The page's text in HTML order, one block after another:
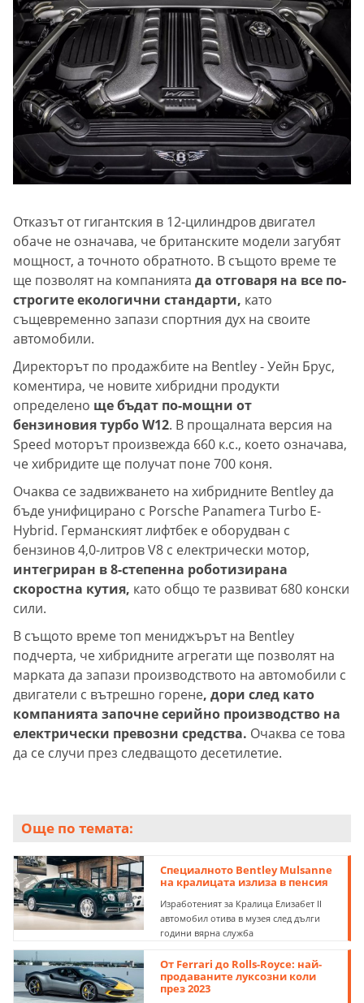
Отказът от гигантския в 12-цилиндров двигател
обаче не означава, че британските модели загубят
мощност, а точното обратното. В същото време те
ще позволят на компанията да отговаря на все по-
строгите екологични стандарти, като
същевременно запази спортния дух на своите
автомобили.
Директорът по продажбите на Bentley - Уейн Брус,
коментира, че новите хибридни продукти
определено ще бъдат по-мощни от
бензиновия турбо W12. В прощалната версия на
Speed моторът произвежда 660 к.с., което означава,
че хибридите ще получат поне 700 коня.
Очаква се задвижването на хибридните Bentley да
бъде унифицирано с Porsche Panamera Turbo E-
Hybrid. Германският лифтбек е оборудван с
бензинов 4,0-литров V8 с електрически мотор,
интегриран в 8-степенна роботизирана
скоростна кутия, като общо те развиват 680 конски
сили.
В същото време топ мениджърът на Bentley
подчерта, че хибридните агрегати ще позволят на
марката да запази производството на автомобили с
двигатели с вътрешно горене, дори след като
компанията започне серийно производство на
електрически превозни средства. Очаква се това
да се случи през следващото десетилетие.
Още по темата:
Специалното Bentley Mulsanne
на кралицата излиза в пенсия
Изработеният за Кралица Елизабет II
автомобил отива в музея след дълги
години вярна служба
От Ferrari до Rolls-Royce: най-
продаваните луксозни коли
през 2023